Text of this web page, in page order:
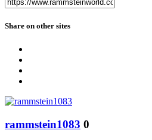
Share on other sites
rammstein1083 0